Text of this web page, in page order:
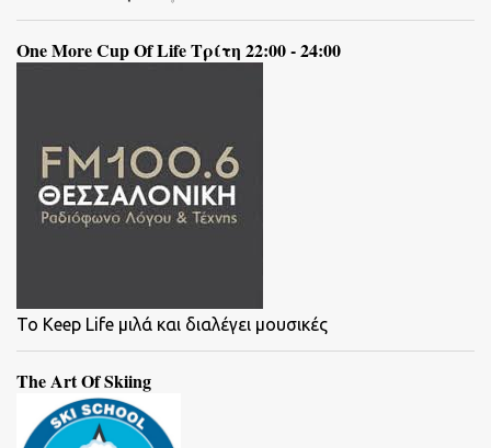
One More Cup Of Life Τρίτη 22:00 - 24:00
To Keep Life μιλά και διαλέγει μουσικές
The Art Of Skiing